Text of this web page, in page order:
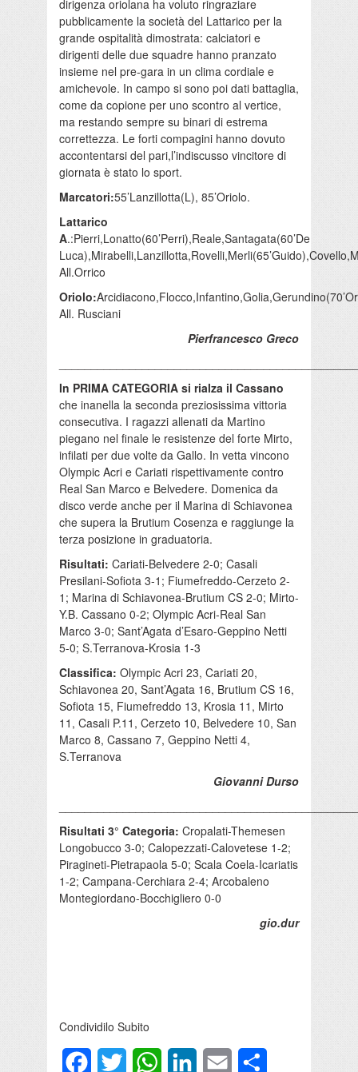
dirigenza oriolana ha voluto ringraziare
pubblicamente la società del Lattarico per la
grande ospitalità dimostrata: calciatori e
dirigenti delle due squadre hanno pranzato
insieme nel pre-gara in un clima cordiale e
amichevole. In campo si sono poi dati battaglia,
come da copione per uno scontro al vertice,
ma restando sempre su binari di estrema
correttezza. Le forti compagini hanno dovuto
accontentarsi del pari,l’indiscusso vincitore di
giornata è stato lo sport.
Marcatori:55’Lanzillotta(L), 85’Oriolo.
Lattarico
A.:Pierri,Lonatto(60’Perri),Reale,Santagata(60’De
All.Orrico
Oriolo:
All. Rusciani
Pierfrancesco Greco
In PRIMA CATEGORIA si rialza il Cassano
che inanella la seconda preziosissima vittoria
consecutiva. I ragazzi allenati da Martino
piegano nel finale le resistenze del forte Mirto,
infilati per due volte da Gallo. In vetta vincono
Olympic Acri e Cariati rispettivamente contro
Real San Marco e Belvedere. Domenica da
disco verde anche per il Marina di Schiavonea
che supera la Brutium Cosenza e raggiunge la
terza posizione in graduatoria.
Risultati: Cariati-Belvedere 2-0; Casali
Presilani-Sofiota 3-1; Fiumefreddo-Cerzeto 2-
1; Marina di Schiavonea-Brutium CS 2-0; Mirto-
Y.B. Cassano 0-2; Olympic Acri-Real San
Marco 3-0; Sant’Agata d’Esaro-Geppino Netti
5-0; S.Terranova-Krosia 1-3
Classifica: Olympic Acri 23, Cariati 20,
Schiavonea 20, Sant’Agata 16, Brutium CS 16,
Sofiota 15, Fiumefreddo 13, Krosia 11, Mirto
11, Casali P.11, Cerzeto 10, Belvedere 10, San
Marco 8, Cassano 7, Geppino Netti 4,
S.Terranova
Giovanni Durso
Risultati 3° Categoria: Cropalati-Themesen
Longobucco 3-0; Calopezzati-Calovetese 1-2;
Piragineti-Pietrapaola 5-0; Scala Coela-Icariatis
1-2; Campana-Cerchiara 2-4; Arcobaleno
Montegiordano-Bocchigliero 0-0
gio.dur
Condividilo Subito
FacebookTwitter WhatsAppLinkedInEmail